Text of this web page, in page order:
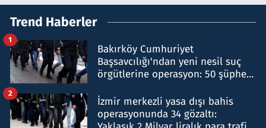
Trend Haberler
Bakırköy Cumhuriyet
Başsavcılığı'ndan yeni nesil suç
örgütlerine operasyon: 50 şüpheli
1
İzmir merkezli yasa dışı bahis
operasyonunda 34 gözaltı:
2